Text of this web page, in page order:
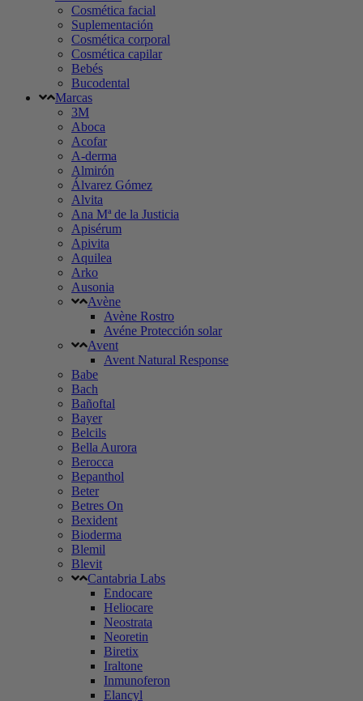
Cosmética facial
Suplementación
Cosmética corporal
Cosmética capilar
Bebés
Bucodental
Marcas
3M
Aboca
Acofar
A-derma
Almirón
Álvarez Gómez
Alvita
Ana Mª de la Justicia
Apisérum
Apivita
Aquilea
Arko
Ausonia
Avène
Avène Rostro
Avéne Protección solar
Avent
Avent Natural Response
Babe
Bach
Bañoftal
Bayer
Belcils
Bella Aurora
Berocca
Bepanthol
Beter
Betres On
Bexident
Bioderma
Blemil
Blevit
Cantabria Labs
Endocare
Heliocare
Neostrata
Neoretin
Biretix
Iraltone
Inmunoferon
Elancyl